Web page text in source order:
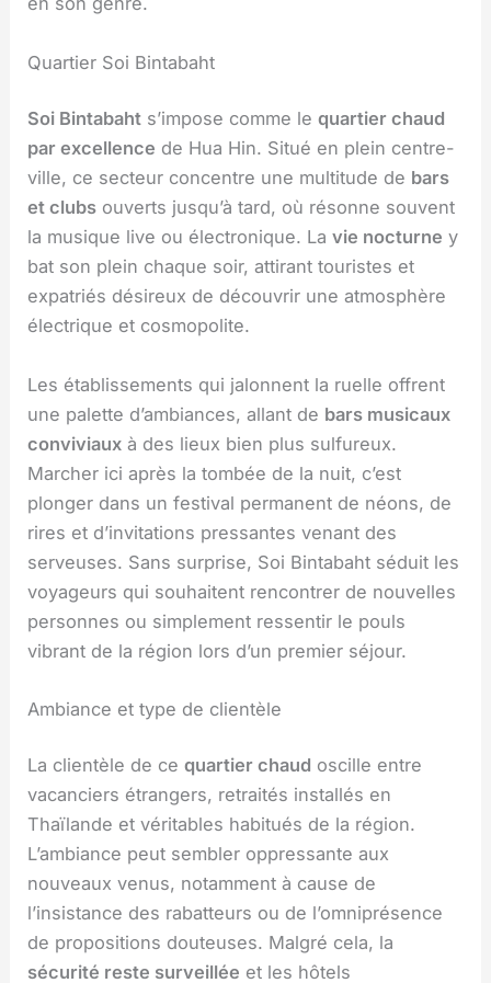
Quartier Soi Bintabaht
Soi Bintabaht s’impose comme lequartier chaud
par excellence de Hua Hin. Situé en plein centre-
ville, ce secteur concentre une multitude de bars
et clubs ouverts jusqu’à tard, où résonne souvent
la musique live ou électronique. Lavie nocturne y
bat son plein chaque soir, attirant touristes et
expatriés désireux de découvrir une atmosphère
électrique et cosmopolite.
Les établissements qui jalonnent la ruelle offrent
une palette d’ambiances, allant de bars musicaux
conviviaux à des lieux bien plus sulfureux.
Marcher ici après la tombée de la nuit, c’est
plonger dans un festival permanent de néons, de
rires et d’invitations pressantes venant des
serveuses. Sans surprise, Soi Bintabaht séduit les
voyageurs qui souhaitent rencontrer de nouvelles
personnes ou simplement ressentir le pouls
vibrant de la région lors d’un premier séjour.
Ambiance et type de clientèle
La clientèle de cequartier chaud oscille entre
vacanciers étrangers, retraités installés en
Thaïlande et véritables habitués de la région.
L’ambiance peut sembler oppressante aux
nouveaux venus, notamment à cause de
l’insistance des rabatteurs ou de l’omniprésence
de propositions douteuses. Malgré cela, la
sécurité reste surveillée et les hôtels